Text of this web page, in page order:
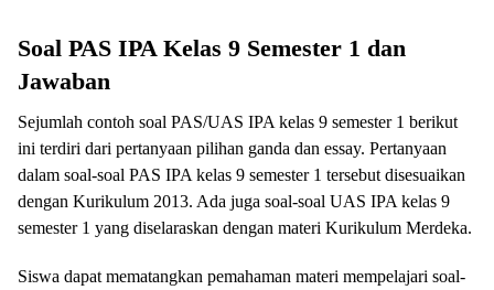
Soal PAS IPA Kelas 9 Semester 1 dan
Jawaban
Sejumlah contoh soal PAS/UAS IPA kelas 9 semester 1 berikut
ini terdiri dari pertanyaan pilihan ganda dan essay. Pertanyaan
dalam soal-soal PAS IPA kelas 9 semester 1 tersebut disesuaikan
dengan Kurikulum 2013. Ada juga soal-soal UAS IPA kelas 9
semester 1 yang diselaraskan dengan materi Kurikulum Merdeka.
Siswa dapat mematangkan pemahaman materi mempelajari soal-